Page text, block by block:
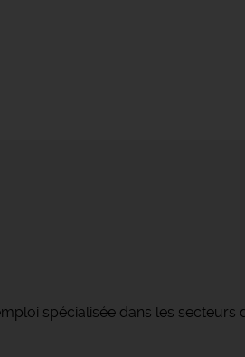
spécialisée dans les secteurs